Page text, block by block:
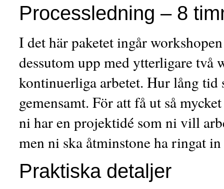
Processledning – 8
I det här paketet ingår
dessutom upp med ytterligare två
kontinuerliga arbetet. Hur lång tid
gemensamt. För att få ut så
ni har en projektidé som ni vill
men ni ska åtminstone ha ringat
Praktiska detaljer